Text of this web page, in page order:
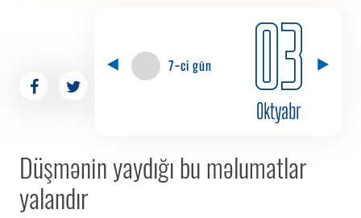
7-ci gün 03
Oktyabr
Düşmənin yaydığı bu məlumatlar
yalandır